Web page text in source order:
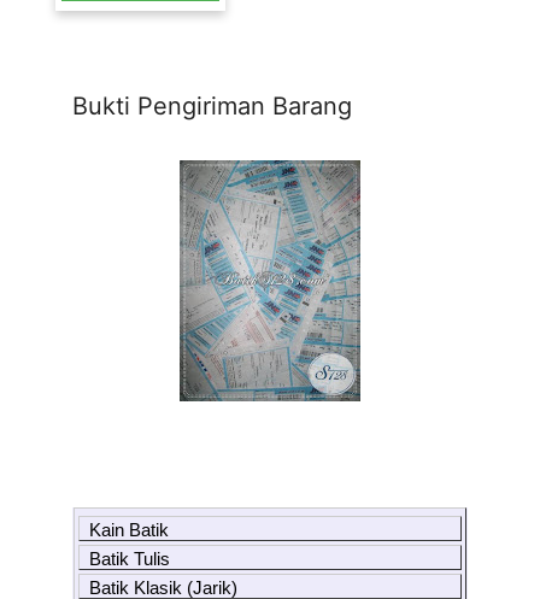
Bukti Pengiriman Barang
Kain Batik
Batik Tulis
Batik Klasik (Jarik)